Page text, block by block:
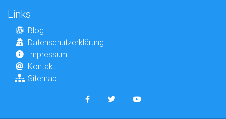
Links
Blog
Datenschutzerklärung
Impressum
Kontakt
Sitemap